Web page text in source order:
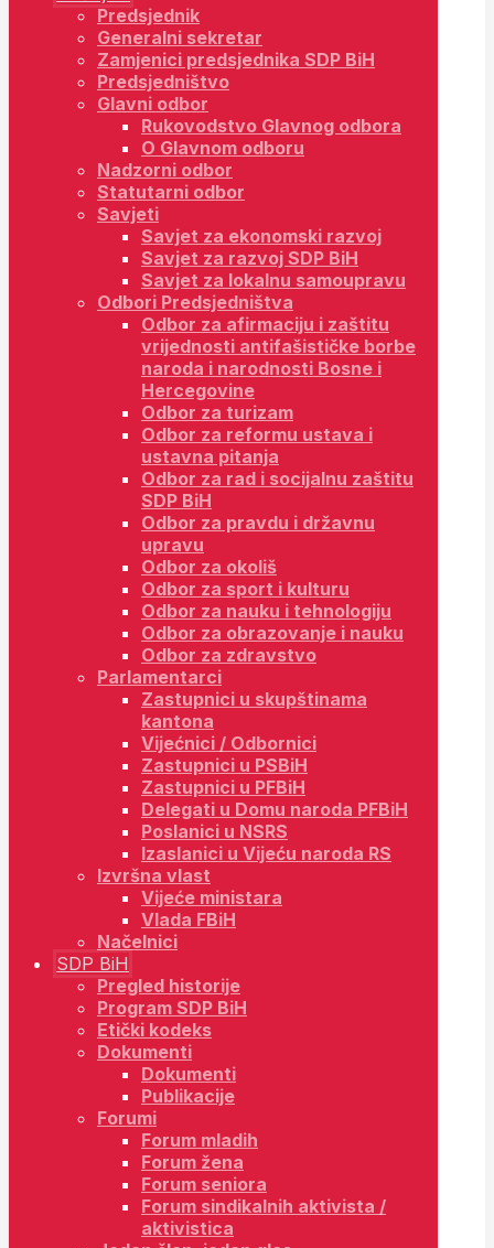
Predsjednik
Generalni sekretar
Zamjenici predsjednika SDP BiH
Predsjedništvo
Glavni odbor
Rukovodstvo Glavnog odbora
O Glavnom odboru
Nadzorni odbor
Statutarni odbor
Savjeti
Savjet za ekonomski razvoj
Savjet za razvoj SDP BiH
Savjet za lokalnu samoupravu
Odbori Predsjedništva
Odbor za afirmaciju i zaštitu
vrijednosti antifašističke borbe
naroda i narodnosti Bosne i
Hercegovine
Odbor za turizam
Odbor za reformu ustava i
ustavna pitanja
Odbor za rad i socijalnu zaštitu
SDP BiH
Odbor za pravdu i državnu
upravu
Odbor za okoliš
Odbor za sport i kulturu
Odbor za nauku i tehnologiju
Odbor za obrazovanje i nauku
Odbor za zdravstvo
Parlamentarci
Zastupnici u skupštinama
kantona
Vijećnici / Odbornici
Zastupnici u PSBiH
Zastupnici u PFBiH
Delegati u Domu naroda PFBiH
Poslanici u NSRS
Izaslanici u Vijeću naroda RS
Izvršna vlast
Vijeće ministara
Vlada FBiH
Načelnici
SDP BiH
Pregled historije
Program SDP BiH
Etički kodeks
Dokumenti
Dokumenti
Publikacije
Forumi
Forum mladih
Forum žena
Forum seniora
Forum sindikalnih aktivista /
aktivistica